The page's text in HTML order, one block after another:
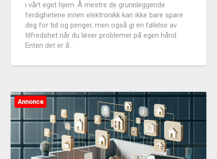
i vårt eget hjem. Å mestre de grunnleggende
ferdighetene innen elektronikk kan ikke bare spare
deg for tid og penger, men også gi en følelse av
tilfredshet når du løser problemer på egen hånd.
Enten det er å…
Annonce